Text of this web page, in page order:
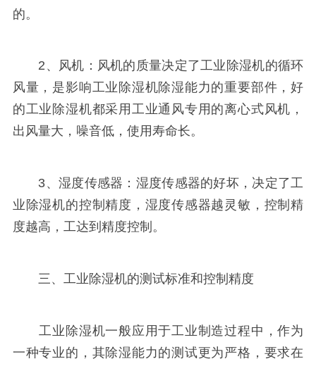
的。
2、风机：风机的质量决定了工业除湿机的循环
风量，是影响工业除湿机除湿能力的重要部件，好
的工业除湿机都采用工业通风专用的离心式风机，
出风量大，噪音低，使用寿命长。
3、湿度传感器：湿度传感器的好坏，决定了工
业除湿机的控制精度，湿度传感器越灵敏，控制精
度越高，工达到精度控制。
三、工业除湿机的测试标准和控制精度
工业除湿机一般应用于工业制造过程中，作为
一种专业的，其除湿能力的测试更为严格，要求在